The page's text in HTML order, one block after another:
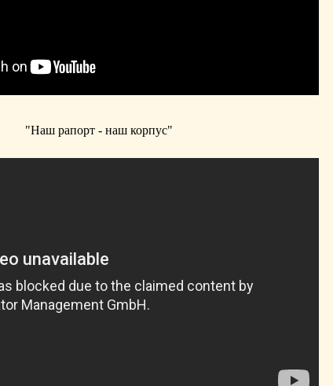
"Наш рапорт - наш корпус"